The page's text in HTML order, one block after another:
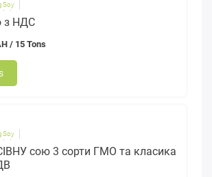
Soy
з НДС
/ 15 Tons
Soy
сою 3 сорти ГМО та класика